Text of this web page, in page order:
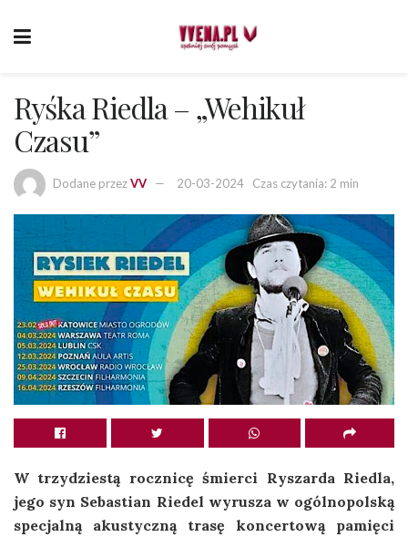
Ryśka Riedla – „Wehikuł
Czasu”
Dodane przezVV 20-03-2024 Czas czytania: 2 min
W trzydziestą rocznicę śmierci Ryszarda Riedla,
jego syn Sebastian Riedel wyrusza w ogólnopolską
specjalną akustyczną trasę koncertową pamięci